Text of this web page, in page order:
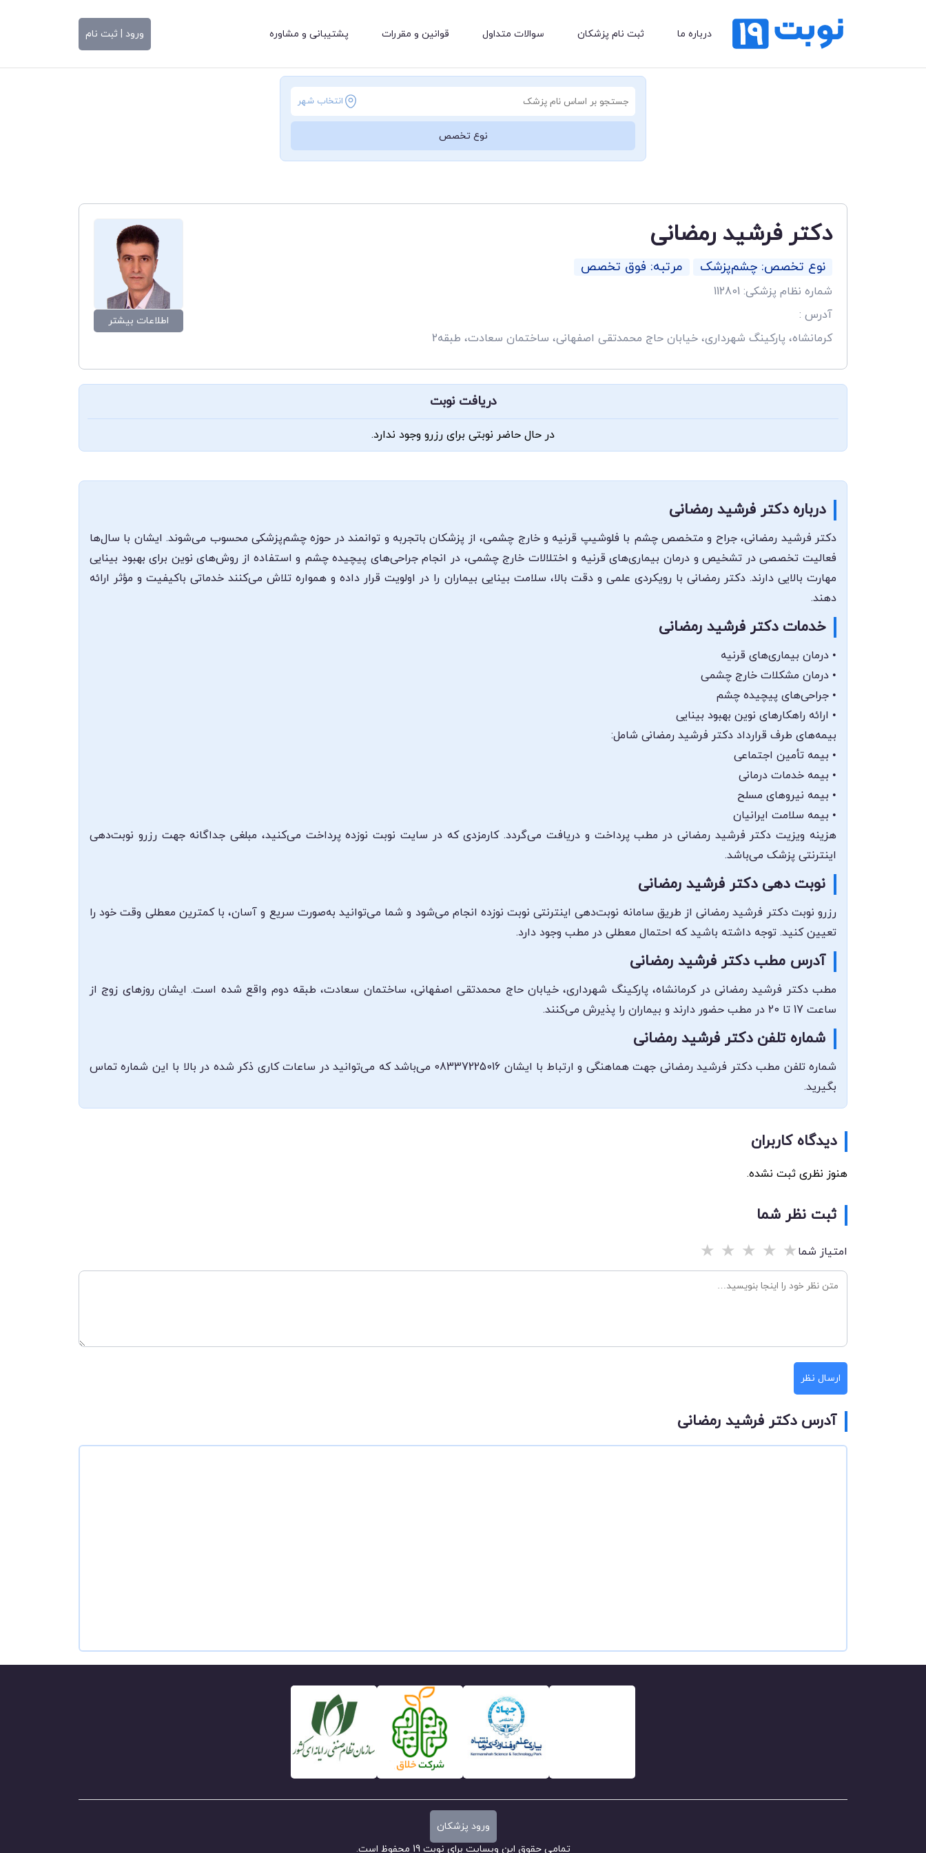
درباره ما ثبت نام پزشکان سوالات متداول قوانین و مقررات پشتیبانی و مشاوره ورود | ثبت نام
انتخاب شهر
نوع تخصص
دکتر فرشید رمضانی
نوع تخصص: چشم‌پزشک مرتبه: فوق تخصص
شماره نظام پزشکی: 112801
آدرس :
کرمانشاه، پارکینگ شهرداری، خیابان حاج محمدتقی اصفهانی، ساختمان سعادت، طبقه2
اطلاعات بیشتر
دریافت نوبت
در حال حاضر نوبتی برای رزرو وجود ندارد.
درباره دکتر فرشید رمضانی
دکتر فرشید رمضانی، جراح و متخصص چشم با فلوشیپ قرنیه و خارج چشمی، از پزشکان باتجربه و توانمند در حوزه چشم‌پزشکی محسوب می‌شوند. ایشان با سال‌ها
فعالیت تخصصی در تشخیص و درمان بیماری‌های قرنیه و اختلالات خارج چشمی، در انجام جراحی‌های پیچیده چشم و استفاده از روش‌های نوین برای بهبود بینایی
مهارت بالایی دارند. دکتر رمضانی با رویکردی علمی و دقت بالا، سلامت بینایی بیماران را در اولویت قرار داده و همواره تلاش می‌کنند خدماتی باکیفیت و مؤثر ارائه
دهند.
خدمات دکتر فرشید رمضانی
• درمان بیماری‌های قرنیه
• درمان مشکلات خارج چشمی
• جراحی‌های پیچیده چشم
• ارائه راهکارهای نوین بهبود بینایی
بیمه‌های طرف قرارداد دکتر فرشید رمضانی شامل:
• بیمه تأمین اجتماعی
• بیمه خدمات درمانی
• بیمه نیروهای مسلح
• بیمه سلامت ایرانیان
هزینه ویزیت دکتر فرشید رمضانی در مطب پرداخت و دریافت می‌گردد. کارمزدی که در سایت نوبت نوزده پرداخت می‌کنید، مبلغی جداگانه جهت رزرو نوبت‌دهی
اینترنتی پزشک می‌باشد.
نوبت دهی دکتر فرشید رمضانی
رزرو نوبت دکتر فرشید رمضانی از طریق سامانه نوبت‌دهی اینترنتی نوبت نوزده انجام می‌شود و شما می‌توانید به‌صورت سریع و آسان، با کمترین معطلی وقت خود را
تعیین کنید. توجه داشته باشید که احتمال معطلی در مطب وجود دارد.
آدرس مطب دکتر فرشید رمضانی
مطب دکتر فرشید رمضانی در کرمانشاه، پارکینگ شهرداری، خیابان حاج محمدتقی اصفهانی، ساختمان سعادت، طبقه دوم واقع شده است. ایشان روزهای زوج از
ساعت 17 تا 20 در مطب حضور دارند و بیماران را پذیرش می‌کنند.
شماره تلفن دکتر فرشید رمضانی
شماره تلفن مطب دکتر فرشید رمضانی جهت هماهنگی و ارتباط با ایشان 08337225016 می‌باشد که می‌توانید در ساعات کاری ذکر شده در بالا با این شماره تماس
بگیرید.
دیدگاه کاربران
هنوز نظری ثبت نشده.
ثبت نظر شما
امتیاز شما★
★
★
★
★
ارسال نظر
آدرس دکتر فرشید رمضانی
ورود پزشکان
تمامی حقوق این وبسایت برای نوبت 19 محفوظ است.